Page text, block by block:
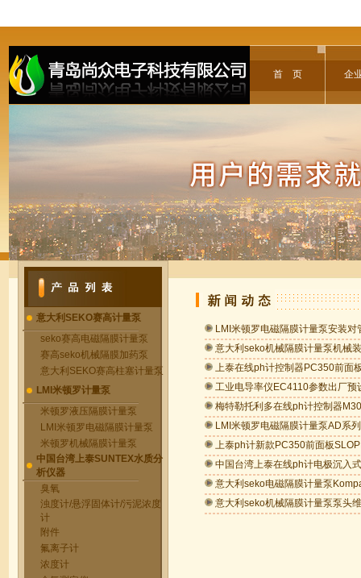
首 页 企
意大利SEKO赛高计量泵
seko赛高电磁隔膜计量泵
赛高seko机械隔膜加药泵
意大利SEKO赛高柱塞计量泵
LMI米顿罗计量泵
米顿罗液压隔膜计量泵
LMI米顿罗电磁隔膜计量泵
米顿罗机械隔膜计量泵
中国台湾上泰SUNTEX水质分
析仪器
臭氧
浊度计/悬浮固体计/污泥浓度
计
附件
氟离子计
浓度计
LMI米顿罗电磁隔膜计量泵安装对
意大利seko机械隔膜计量泵机械
上泰在线ph计控制器PC350前面
工业电导率仪EC4110参数出厂预
梅特勒托利多在线ph计控制器
LMI米顿罗电磁隔膜计量泵AD系
上泰ph计新款PC350前面板
中国台湾上泰在线ph计电极沉入
意大利seko电磁隔膜计量泵
意大利seko机械隔膜计量泵泵头